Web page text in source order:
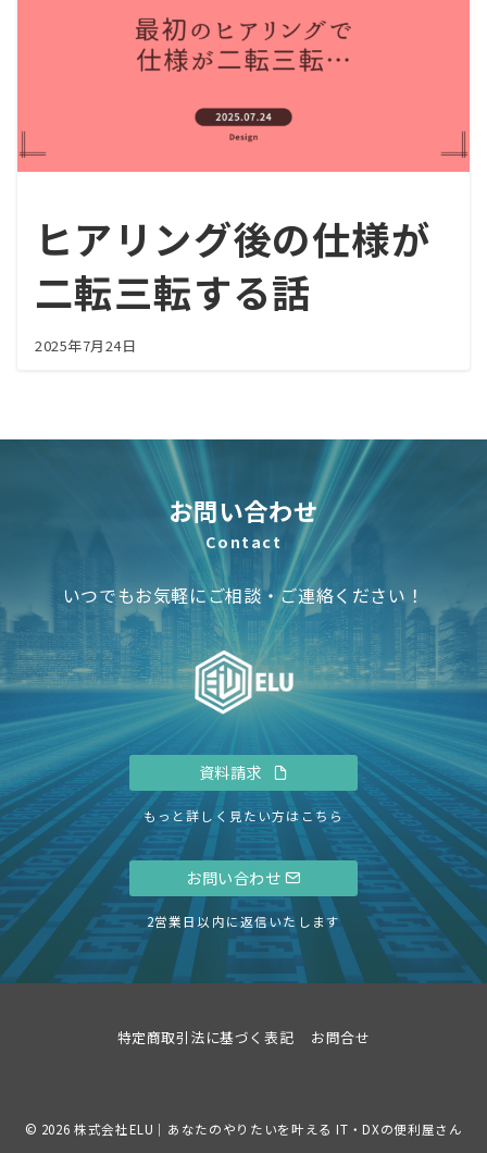
ヒアリング後の仕様が
二転三転する話
2025年7月24日
お問い合わせ
Contact
いつでもお気軽にご相談・ご連絡ください！
資料請求
もっと詳しく見たい方はこちら
お問い合わせ
2営業日以内に返信いたします
特定商取引法に基づく表記 お問合せ
© 2026 株式会社ELU｜あなたのやりたいを叶える IT・DXの便利屋さん